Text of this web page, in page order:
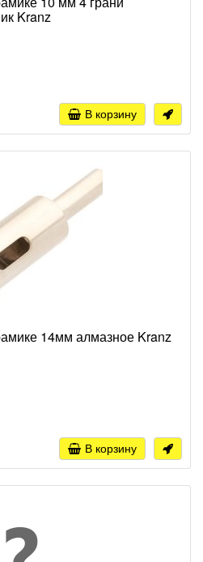
Kranz
В корзину
14мм алмазное Kranz
В корзину